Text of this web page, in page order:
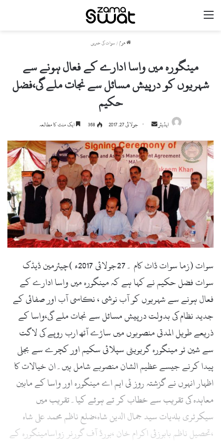
ھوم / سوات کی خبریں
مینگورہ میں واسا ادارے کے فعال ہونے سے
شہریوں کو درپیش مسائل سے نجات ملے گی،فضل
حکیم
ایڈیٹر
n
d
a
n
e
m
a
i
l
جولائی 27, 2017 368 ایک منٹ کا مطالعہ
سوات (زما سوات ڈاٹ کام ۔27جولائی 2017ء )چیئرمین ڈیڈک
سوات فضل حکیم نے کہا ہے کہ مینگورہ میں واسا ادارے کے
فعال ہونے سے شہریوں کو آب نوشی ، نکاسی آب اور صفائی کے
جدید نظام کی بدولت درپیش مسائل سے نجات ملے گی،واسا کے
ذریعے طویل المدتی منصوبوں میں ساڑے آٹھ ارب روپے کی لاگت
سے شین ٹو مینگورہ گریویٹی سپلائی سکیم اور کچرے سے بجلی
پیدا کرنے جیسے عظیم الشان منصوبے شامل ہیں۔ان خیالات کا
اظہار انہوں نے گزشتہ روز ٹی ایم اے مینگورہ اور واسا کے مابین
معاہدہ کی تقریب سے خطاب کر تے ہوئے کیا۔تقریب میں
سیکرٹری بلدیات سید جمال الدین شاہ،ضلع ناظم محمد علی شاہ
،تحصیل ناظم بابوزئی اکرام خان ،بورڈ آف گورنر زواسامینگورہ کے